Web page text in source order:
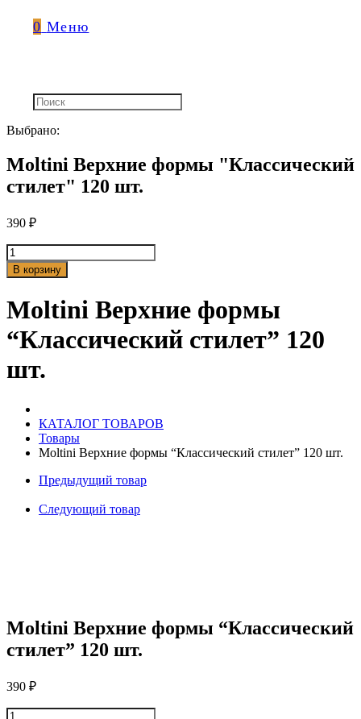
0 Меню
Выбрано:
Moltini Верхние формы "Классический
стилет" 120 шт.
390 ₽
Количество
товара
Moltini
формы
"Классический
стилет"
120
шт.
В корзину
Moltini Верхние формы
“Классический стилет” 120
шт.
КАТАЛОГ ТОВАРОВ
Товары
Moltini Верхние формы “Классический стилет” 120 шт.
Предыдущий товар
Следующий товар
Moltini Верхние формы “Классический
стилет” 120 шт.
390 ₽
Количество